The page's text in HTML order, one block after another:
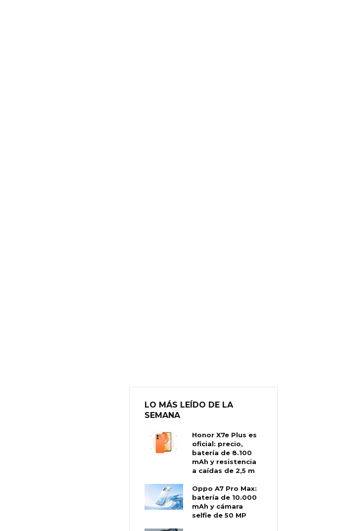
LO MÁS LEÍDO DE LA
SEMANA
Honor X7e Plus es
oficial: precio,
batería de 8.100
mAh y resistencia
a caídas de 2,5 m
Oppo A7 Pro Max:
batería de 10.000
mAh y cámara
selfie de 50 MP